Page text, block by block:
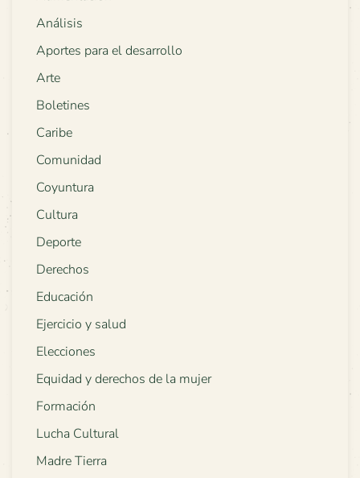
Análisis
Aportes para el desarrollo
Arte
Boletines
Caribe
Comunidad
Coyuntura
Cultura
Deporte
Derechos
Educación
Ejercicio y salud
Elecciones
Equidad y derechos de la mujer
Formación
Lucha Cultural
Madre Tierra